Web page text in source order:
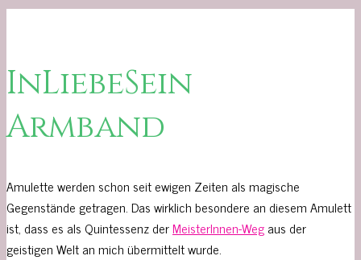
InLiebeSein
Armband
Amulette werden schon seit ewigen Zeiten als magische
Gegenstände getragen. Das wirklich besondere an diesem Amulett
ist, dass es als Quintessenz derMeisterInnen-Wegaus der
geistigen Welt an mich übermittelt wurde.